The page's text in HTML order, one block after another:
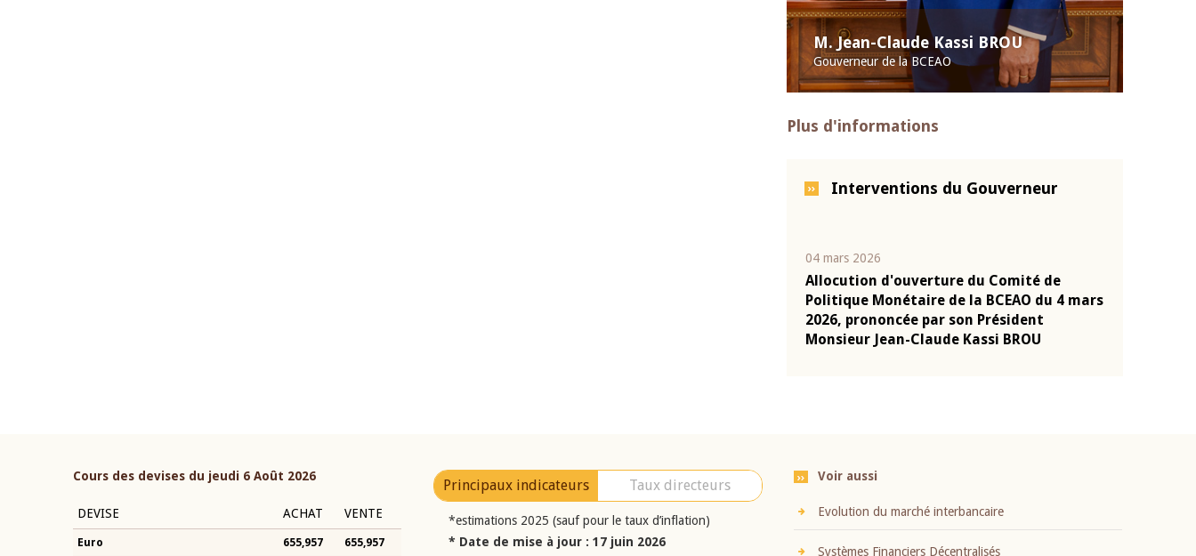
M. Jean-Claude Kassi BROU
Gouverneur de la BCEAO
Plus d'informations
Interventions du Gouverneur
04 mars 2026
Allocution d'ouverture du Comité de
Politique Monétaire de la BCEAO du 4 mars
2026, prononcée par son Président
Monsieur Jean-Claude Kassi BROU
Cours des devises du jeudi 6 Août 2026
DEVISE ACHAT VENTE
Euro 655,957 655,957
Principaux indicateurs Taux directeurs
*estimations 2025 (sauf pour le taux d’inflation)
* Date de mise à jour : 17 juin 2026
Voir aussi
Evolution du marché interbancaire
Systèmes Financiers Décentralisés